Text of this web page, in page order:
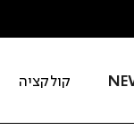
קולקציה